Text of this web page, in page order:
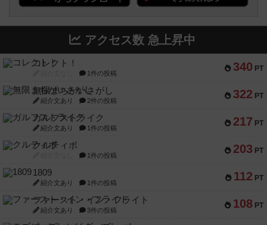
アクセス数 急上昇中
340 PT
コレクト！
1件の投稿
322 PT
無限まちがいさがし
紹介文あり 2件の投稿
217 PT
ガルフストライク
紹介文あり 1件の投稿
203 PT
クルティボ
1件の投稿
112 PT
1809
紹介文あり 1件の投稿
108 PT
ファースト・イン・フライト
紹介文あり 3件の投稿